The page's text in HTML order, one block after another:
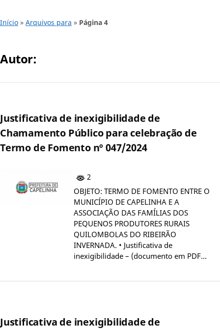
Início » Arquivos para » Página 4
Autor:
Justificativa de inexigibilidade de
Chamamento Público para celebração de
Termo de Fomento nº 047/2024
2
OBJETO: TERMO DE FOMENTO ENTRE O
MUNICÍPIO DE CAPELINHA E A
ASSOCIAÇÃO DAS FAMÍLIAS DOS
PEQUENOS PRODUTORES RURAIS
QUILOMBOLAS DO RIBEIRÃO
INVERNADA. • Justificativa de
inexigibilidade – (documento em PDF…
Justificativa de inexigibilidade de